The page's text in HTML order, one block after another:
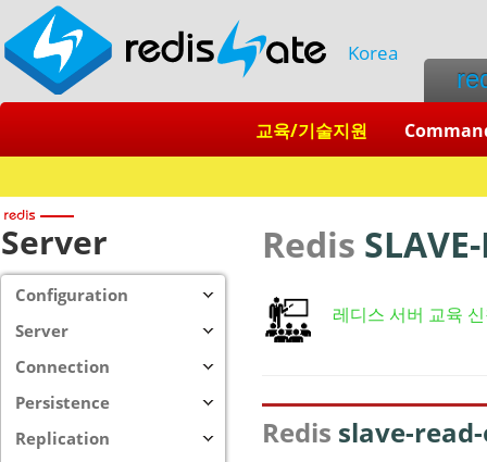
Korea
교육/기술지원
Server
Configuration
Server
Connection
Persistence
Replication
Redis
레디스 서버 교육
Redis slave-